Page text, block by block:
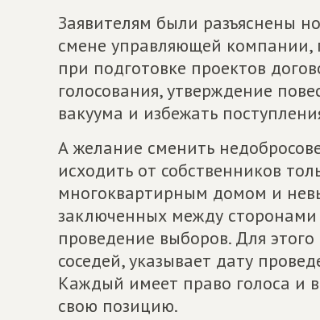
Заявителям были разъяснены
смене управляющей компании,
при подготовке проектов
голосования, утверждение
вакуума и избежать
А желание сменить
исходить от собственников
многоквартирным домом и
заключенных между
проведение выборов. Для
соседей, указывает дату
Каждый имеет право голоса и
свою позицию.